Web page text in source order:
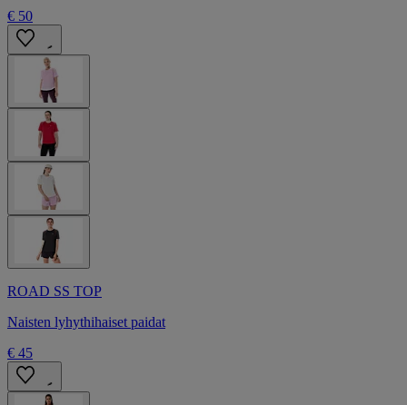
€ 50
ROAD SS TOP
Naisten lyhythihaiset paidat
€ 45